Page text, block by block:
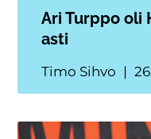
Ari Turppo oli
asti
Timo Sihvo